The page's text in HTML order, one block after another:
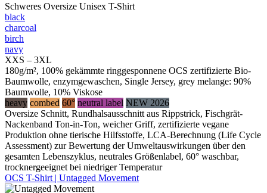
Schweres Oversize Unisex T-Shirt
black
charcoal
birch
navy
XXS – 3XL
180g/m², 100% gekämmte ringgesponnene OCS zertifizierte Bio-
Baumwolle, enzymgewaschen, Single Jersey, grey melange: 90%
Baumwolle, 10% Viskose
heavy combed 60° neutral label NEW 2026
Oversize Schnitt, Rundhalsausschnitt aus Rippstrick, Fischgrät-
Nackenband Ton-in-Ton, weicher Griff, zertifizierte vegane
Produktion ohne tierische Hilfsstoffe, LCA-Berechnung (Life Cycle
Assessment) zur Bewertung der Umweltauswirkungen über den
gesamten Lebenszyklus, neutrales Größenlabel, 60° waschbar,
trocknergeeignet bei niedriger Temperatur
OCS T-Shirt | Untagged Movement